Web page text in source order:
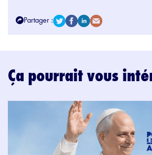
Partager :
Ça pourrait vous